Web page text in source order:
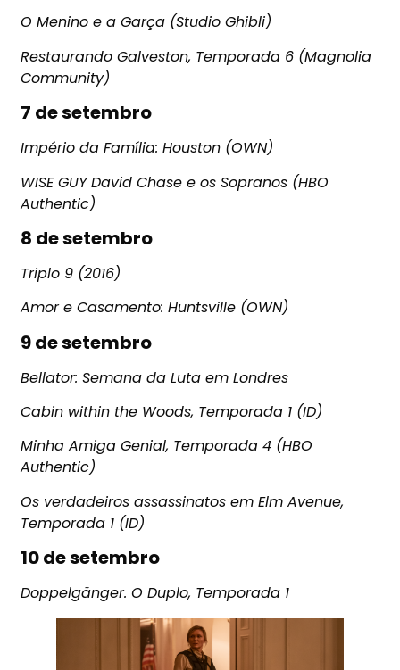
O Menino e a Garça (Studio Ghibli)
Restaurando Galveston, Temporada 6 (Magnolia
Community)
7 de setembro
Império da Família: Houston (OWN)
WISE GUY David Chase e os Sopranos (HBO
Authentic)
8 de setembro
Triplo 9 (2016)
Amor e Casamento: Huntsville (OWN)
9 de setembro
Bellator: Semana da Luta em Londres
Cabin within the Woods, Temporada 1 (ID)
Minha Amiga Genial, Temporada 4 (HBO
Authentic)
Os verdadeiros assassinatos em Elm Avenue,
Temporada 1 (ID)
10 de setembro
Doppelgänger. O Duplo, Temporada 1